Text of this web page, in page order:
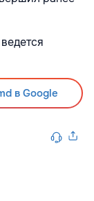
в Google